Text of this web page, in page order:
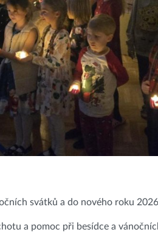
svátků a do nového roku
a pomoc při besídce a